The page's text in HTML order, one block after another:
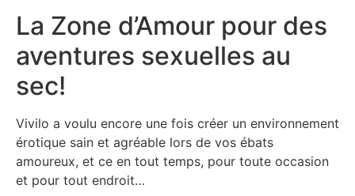
La Zone d’Amour pour des
aventures sexuelles au
sec!
Vivilo a voulu encore une fois créer un environnement
érotique sain et agréable lors de vos ébats
amoureux, et ce en tout temps, pour toute occasion
et pour tout endroit…